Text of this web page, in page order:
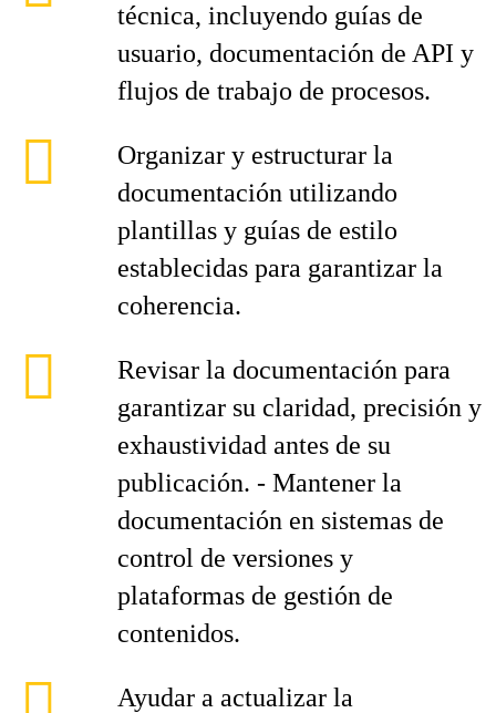
técnica, incluyendo guías de
usuario, documentación de API y
flujos de trabajo de procesos.
Organizar y estructurar la
documentación utilizando
plantillas y guías de estilo
establecidas para garantizar la
coherencia.
Revisar la documentación para
garantizar su claridad, precisión y
exhaustividad antes de su
publicación. - Mantener la
documentación en sistemas de
control de versiones y
plataformas de gestión de
contenidos.
Ayudar a actualizar la